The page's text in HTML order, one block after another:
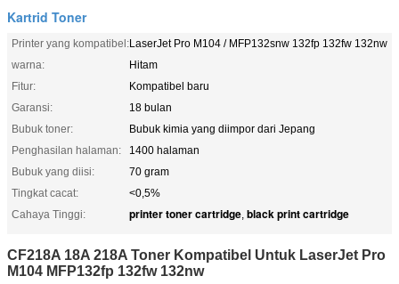
Kartrid Toner
Printer yang kompatibel:LaserJet Pro M104 / MFP132snw 132fp 132fw 132nw
warna:
Hitam
Fitur:
Kompatibel baru
Garansi:
18 bulan
Bubuk toner:
Bubuk kimia yang diimpor dari Jepang
Penghasilan halaman:
1400 halaman
Bubuk yang diisi:
70 gram
Tingkat cacat:
<0,5%
Cahaya Tinggi:
printer toner cartridge, black print cartridge
CF218A 18A 218A Toner Kompatibel Untuk LaserJet Pro
M104 MFP132fp 132fw 132nw